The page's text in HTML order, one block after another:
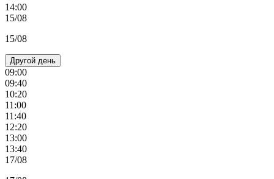
14:00
15/08
15/08
Другой день
09:00
09:40
10:20
11:00
11:40
12:20
13:00
13:40
17/08